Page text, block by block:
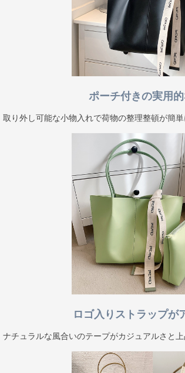
ポーチ付きの実用
取り外し可能な小物入れで荷物の整理整頓が簡単
ロゴ入りストラップが
ナチュラルな風合いのテープがカジュアルさと